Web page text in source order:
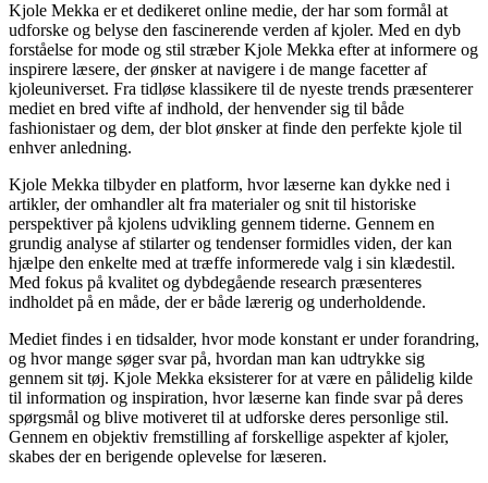
Kjole Mekka er et dedikeret online medie, der har som formål at
udforske og belyse den fascinerende verden af kjoler. Med en dyb
forståelse for mode og stil stræber Kjole Mekka efter at informere og
inspirere læsere, der ønsker at navigere i de mange facetter af
kjoleuniverset. Fra tidløse klassikere til de nyeste trends præsenterer
mediet en bred vifte af indhold, der henvender sig til både
fashionistaer og dem, der blot ønsker at finde den perfekte kjole til
enhver anledning.
Kjole Mekka tilbyder en platform, hvor læserne kan dykke ned i
artikler, der omhandler alt fra materialer og snit til historiske
perspektiver på kjolens udvikling gennem tiderne. Gennem en
grundig analyse af stilarter og tendenser formidles viden, der kan
hjælpe den enkelte med at træffe informerede valg i sin klædestil.
Med fokus på kvalitet og dybdegående research præsenteres
indholdet på en måde, der er både lærerig og underholdende.
Mediet findes i en tidsalder, hvor mode konstant er under forandring,
og hvor mange søger svar på, hvordan man kan udtrykke sig
gennem sit tøj. Kjole Mekka eksisterer for at være en pålidelig kilde
til information og inspiration, hvor læserne kan finde svar på deres
spørgsmål og blive motiveret til at udforske deres personlige stil.
Gennem en objektiv fremstilling af forskellige aspekter af kjoler,
skabes der en berigende oplevelse for læseren.